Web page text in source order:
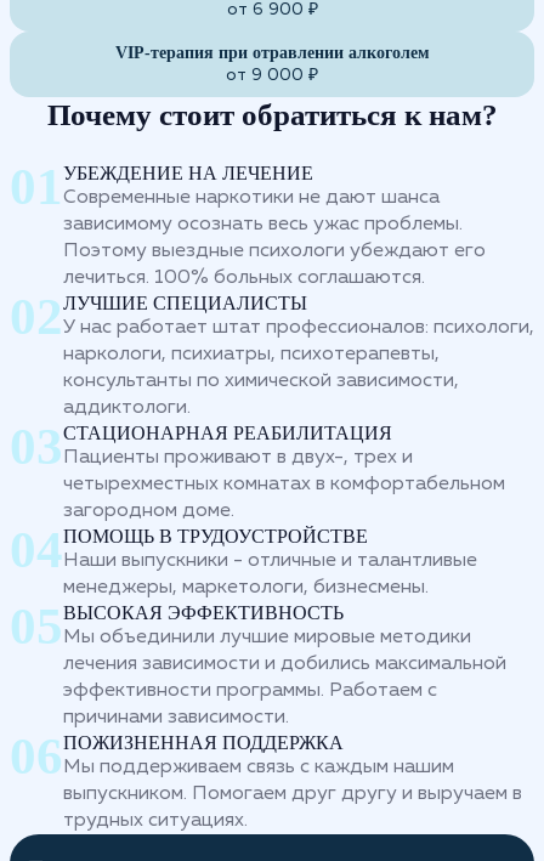
от 6 900 ₽
VIP-терапия при отравлении алкоголем
от 9 000 ₽
Почему стоит обратиться к нам?
УБЕЖДЕНИЕ НА ЛЕЧЕНИЕ
Современные наркотики не дают шанса
зависимому осознать весь ужас проблемы.
Поэтому выездные психологи убеждают его
лечиться. 100% больных соглашаются.
ЛУЧШИЕ СПЕЦИАЛИСТЫ
У нас работает штат профессионалов: психологи,
наркологи, психиатры, психотерапевты,
консультанты по химической зависимости,
аддиктологи.
СТАЦИОНАРНАЯ РЕАБИЛИТАЦИЯ
Пациенты проживают в двух-, трех и
четырехместных комнатах в комфортабельном
загородном доме.
ПОМОЩЬ В ТРУДОУСТРОЙСТВЕ
Наши выпускники - отличные и талантливые
менеджеры, маркетологи, бизнесмены.
ВЫСОКАЯ ЭФФЕКТИВНОСТЬ
Мы объединили лучшие мировые методики
лечения зависимости и добились максимальной
эффективности программы. Работаем с
причинами зависимости.
ПОЖИЗНЕННАЯ ПОДДЕРЖКА
Мы поддерживаем связь с каждым нашим
выпускником. Помогаем друг другу и выручаем в
трудных ситуациях.